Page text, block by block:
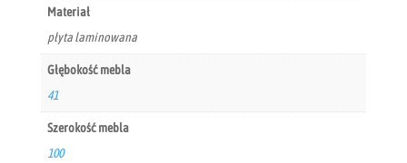
Materiał
płyta laminowana
Głębokość mebla
41
Szerokość mebla
100